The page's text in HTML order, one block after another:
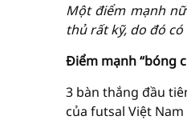
Một điểm mạnh
thủ rất kỹ, do đó
Điểm mạnh “bóng
3 bàn thắng đầu
của futsal Việt